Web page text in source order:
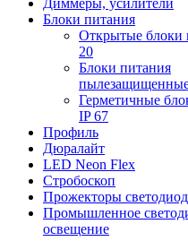
Диммеры, усилители
Блоки питания
Открытые блоки
20
Блоки питания
Герметичные
IP 67
Профиль
Дюралайт
LED Neon Flex
Стробоскоп
Прожекторы
Промышленное
освещение